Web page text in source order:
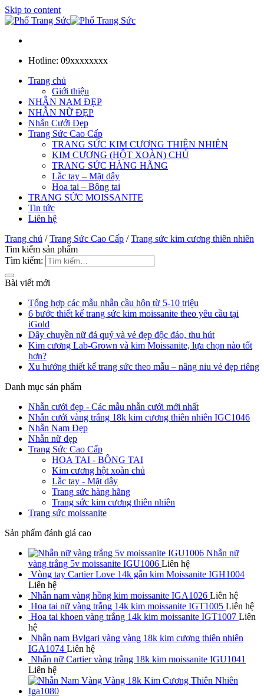
Skip to content
Hotline: 09xxxxxxxx
Trang chủ
Giới thiệu
NHẪN NAM ĐẸP
NHẪN NỮ ĐẸP
Nhẫn Cưới Đẹp
Trang Sức Cao Cấp
TRANG SỨC KIM CƯƠNG THIÊN NHIÊN
KIM CƯƠNG (HỘT XOÀN) CHỦ
TRANG SỨC HÀNG HÃNG
Lắc tay – Mặt dây
Hoa tai – Bông tai
TRANG SỨC MOISSANITE
Tin tức
Liên hệ
Trang chủ / Trang Sức Cao Cấp / Trang sức kim cương thiên nhiên
Tim kiếm sản phẩm
Tìm kiếm:
Bài viết mới
Tổng hợp các mẫu nhẫn cầu hôn từ 5-10 triệu
6 bước thiết kế trang sức kim moissanite theo yêu cầu tại
iGold
Dây chuyền nữ đá quý và vẻ đẹp độc đáo, thu hút
Kim cương Lab-Grown và kim Moissanite, lựa chọn nào tốt
hơn?
Xu hướng thiết kế trang sức theo mẫu – nâng niu vẻ đẹp riêng
Danh mục sản phẩm
Nhẫn cưới đẹp - Các mẫu nhẫn cưới mới nhất
Nhẫn cưới vàng trắng 18k kim cương thiên nhiên IGC1046
Nhẫn Nam Đẹp
Nhẫn nữ đẹp
Trang Sức Cao Cấp
HOA TAI - BÔNG TAI
Kim cương hột xoàn chủ
Lắc tay - Mặt dây
Trang sức hàng hãng
Trang sức kim cương thiên nhiên
Trang sức moissanite
Sản phẩm đánh giá cao
Nhẫn nữ
vàng trắng 5v moissanite IGU1006 Liên hệ
Vòng tay Cartier Love 14k gắn kim Moissanite IGH1004
Liên hệ
Nhẫn nam vàng hồng kim moissanite IGA1026 Liên hệ
Hoa tai nữ vàng trắng 14k kim moissanite IGT1005 Liên hệ
Hoa tai khoen vàng trắng 14k kim moissanite IGT1007 Liên
hệ
Nhẫn nam Bvlgari vàng vàng 18k kim cương thiên nhiên
IGA1074 Liên hệ
Nhẫn nữ Cartier vàng trắng 18k kim moissanite IGU1041
Liên hệ